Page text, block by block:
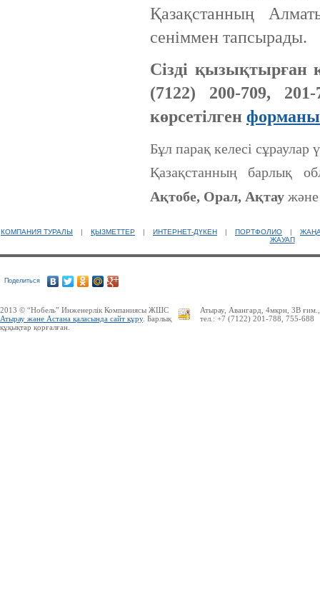
Қазақстанның
сеніммен тапсырады.
Сізді қызықтырған
(7122) 200-709,
көрсетілген
Бұл парақ келесі сұраулар
Қазақстанның барлық
Ақтобе, Орал, Ақтау және
КОМПАНИЯ ТУРАЛЫ | ҚЫЗМЕТТЕР | ИНТЕРНЕТ-ДҮКЕН | ПОРТФОЛИО |
ЖАУАП
Поделиться
2013 © “Нобель” Инженерлік Компаниясы ЖШС
Атырау және Астана қаласында сайт құру. Барлық
құқықтар қорғалған.
Атырау, Авангард, 4мкрн, 3В
тел.: +7 (7122) 201-788, 755-688